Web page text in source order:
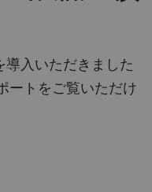
導入いただきました
ートをご覧いただけ